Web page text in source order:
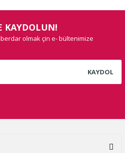
KAYDOLUN!
olmak çin e- bültenimize
KAYDOL